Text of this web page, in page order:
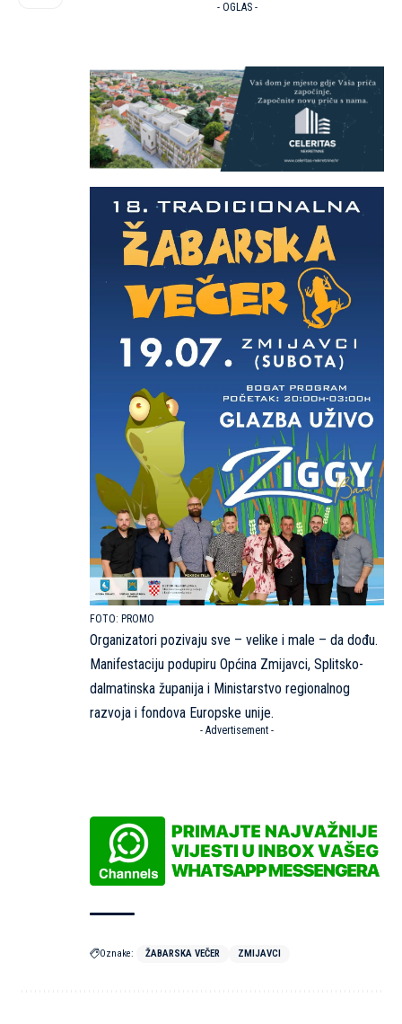
- OGLAS -
PROMO
Organizatori pozivaju sve – velike i male – da dođu.
Manifestaciju podupiru Općina Zmijavci, Splitsko-
dalmatinska županija i Ministarstvo regionalnog
razvoja i fondova Europske unije.
- Advertisement -
Oznake: ŽABARSKA VEČER ZMIJAVCI